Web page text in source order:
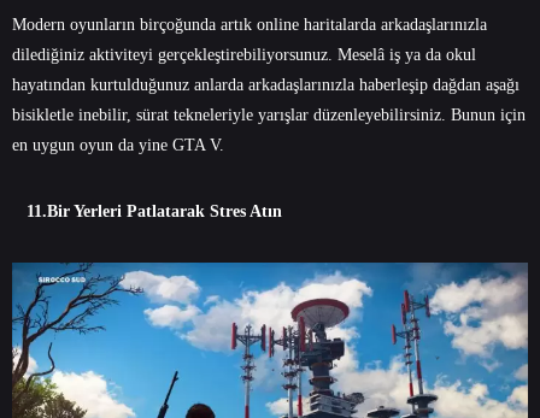
Modern oyunların birçoğunda artık online haritalarda arkadaşlarınızla
dilediğiniz aktiviteyi gerçekleştirebiliyorsunuz. Meselâ iş ya da okul
hayatından kurtulduğunuz anlarda arkadaşlarınızla haberleşip dağdan aşağı
bisikletle inebilir, sürat tekneleriyle yarışlar düzenleyebilirsiniz. Bunun için
en uygun oyun da yine GTA V.
11.Bir Yerleri Patlatarak Stres Atın